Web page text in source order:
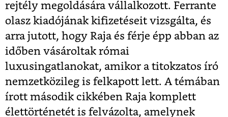
rejtély megoldására vállalkozott. Ferrante
olasz kiadójának kifizetéseit vizsgálta, és
arra jutott, hogy Raja és férje épp abban az
időben vásároltak római
luxusingatlanokat, amikor a titokzatos író
nemzetközileg is felkapott lett. A témában
írott második cikkében Raja komplett
élettörténetét is felvázolta, amelynek